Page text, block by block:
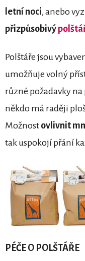
letní noci, anebo
přizpůsobivý
Polštáře jsou
umožňuje volný
různé požadavky
někdo má raději
Možnost ovlivnit
tak uspokojí přání
PÉČE O POLŠTÁŘE